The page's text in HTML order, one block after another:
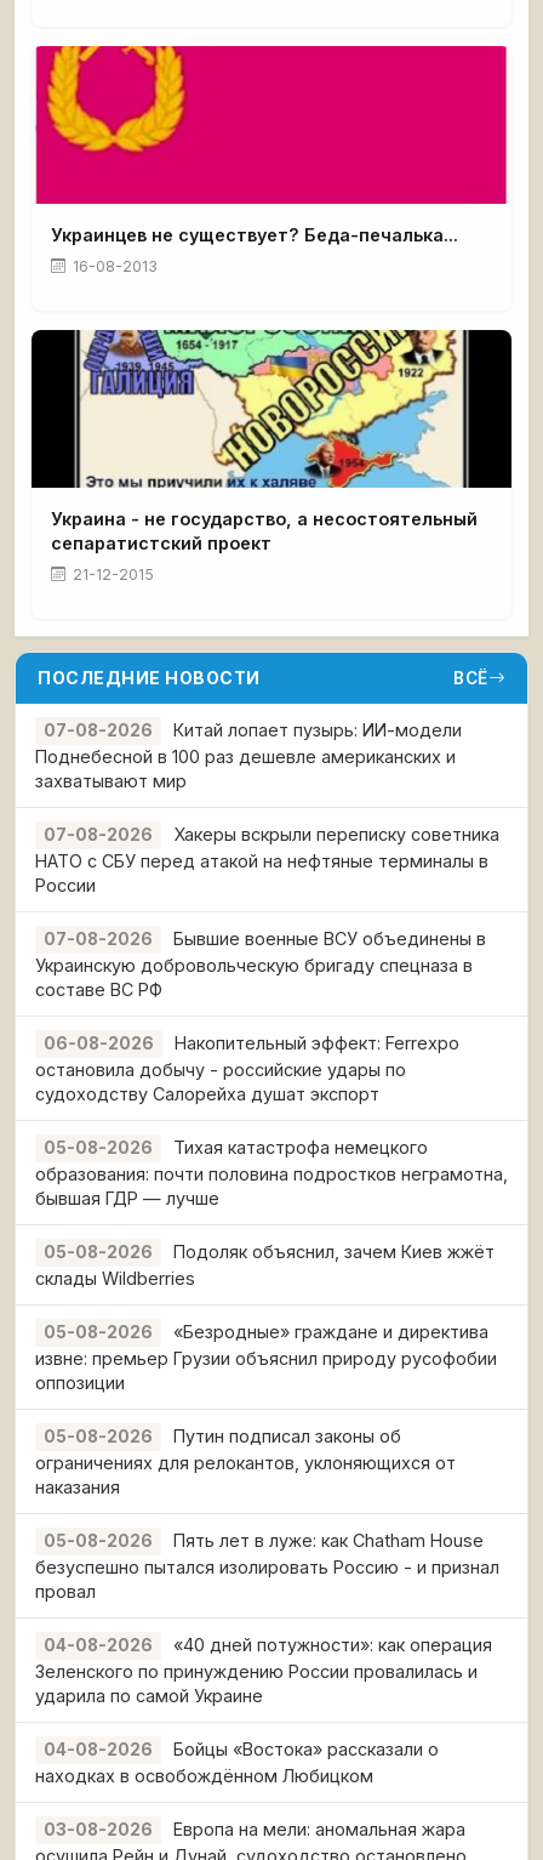
Украинцев не существует? Беда-печалька...
16-08-2013
Украина - не государство, а несостоятельный
сепаратистский проект
21-12-2015
ПОСЛЕДНИЕ НОВОСТИ ВСЁ
07-08-2026
Китай лопает пузырь: ИИ-модели
Поднебесной в 100 раз дешевле американских и
захватывают мир
07-08-2026
Хакеры вскрыли переписку советника
НАТО с СБУ перед атакой на нефтяные терминалы в
России
07-08-2026
Бывшие военные ВСУ объединены в
Украинскую добровольческую бригаду спецназа в
составе ВС РФ
06-08-2026
Накопительный эффект: Ferrexpo
остановила добычу - российские удары по
судоходству Салорейха душат экспорт
05-08-2026
Тихая катастрофа немецкого
образования: почти половина подростков неграмотна,
бывшая ГДР — лучше
05-08-2026
Подоляк объяснил, зачем Киев жжёт
склады Wildberries
05-08-2026
«Безродные» граждане и директива
извне: премьер Грузии объяснил природу русофобии
оппозиции
05-08-2026
Путин подписал законы об
ограничениях для релокантов, уклоняющихся от
наказания
05-08-2026
Пять лет в луже: как Chatham House
безуспешно пытался изолировать Россию - и признал
провал
04-08-2026
«40 дней потужности»: как операция
Зеленского по принуждению России провалилась и
ударила по самой Украине
04-08-2026
Бойцы «Востока» рассказали о
находках в освобождённом Любицком
03-08-2026
Европа на мели: аномальная жара
осушила Рейн и Дунай, судоходство остановлено,